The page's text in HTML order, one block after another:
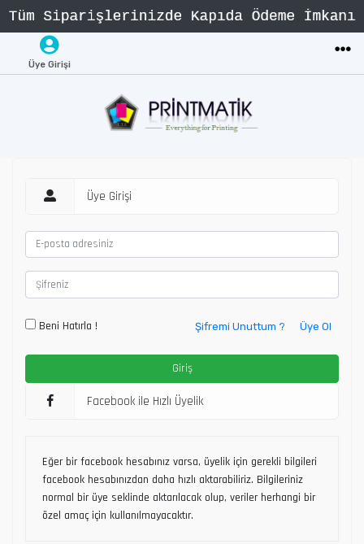
Üye Girişi
Üye Girişi
Beni Hatırla ! Üye Ol
Şifremi Unuttum ?
Facebook ile Hızlı Üyelik
Eğer bir facebook hesabınız varsa, üyelik için gerekli bilgileri
facebook hesabınızdan daha hızlı aktarabiliriz. Bilgileriniz
normal bir üye seklinde aktarılacak olup, veriler herhangi bir
özel amaç için kullanılmayacaktır.